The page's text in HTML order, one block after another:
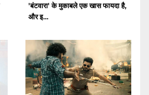
'बंटवारा' के मुकाबले एक खास फायदा है,
और इ...